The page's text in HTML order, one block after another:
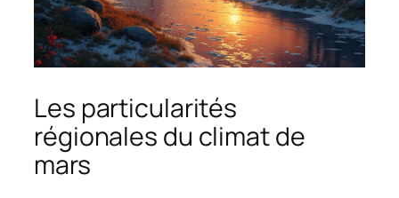
Les particularités
régionales du climat de
mars